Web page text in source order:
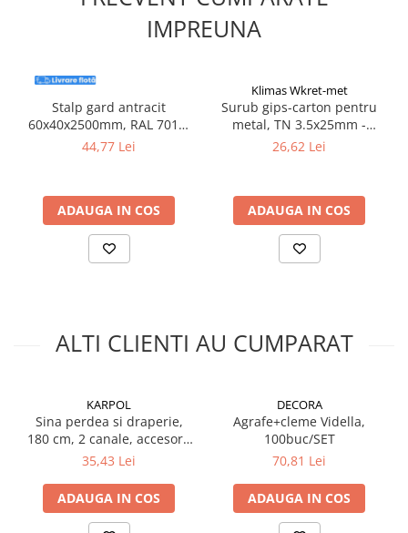
IMPREUNA
Stalp gard antracit
60x40x2500mm, RAL 7016,
grosime 1.2mm
44,77 Lei
ADAUGA IN COS
Klimas Wkret-met
Surub gips-carton pentru
metal, TN 3.5x25mm -
KSGM-35025, Klimas Wkret-
26,62 Lei
ADAUGA IN COS
ALTI CLIENTI AU CUMPARAT
KARPOL
Sina perdea si draperie,
180 cm, 2 canale, accesorii
incluse, PVC, A2, alb
35,43 Lei
ADAUGA IN COS
DECORA
Agrafe+cleme Vidella,
100buc/SET
70,81 Lei
ADAUGA IN COS